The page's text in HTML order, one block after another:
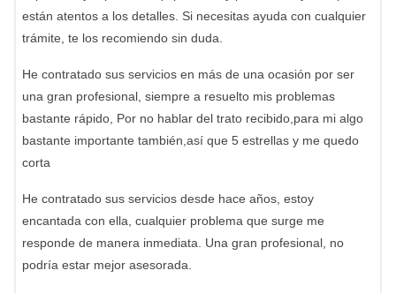
están atentos a los detalles. Si necesitas ayuda con cualquier
trámite, te los recomiendo sin duda.
He contratado sus servicios en más de una ocasión por ser
una gran profesional, siempre a resuelto mis problemas
bastante rápido, Por no hablar del trato recibido,para mi algo
bastante importante también,así que 5 estrellas y me quedo
corta
He contratado sus servicios desde hace años, estoy
encantada con ella, cualquier problema que surge me
responde de manera inmediata. Una gran profesional, no
podría estar mejor asesorada.